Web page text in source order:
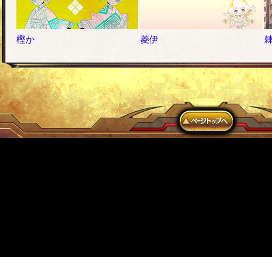
樫か 菱伊